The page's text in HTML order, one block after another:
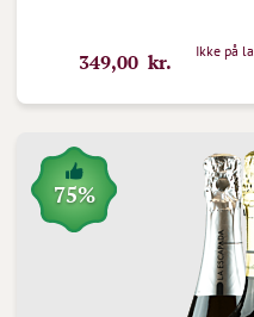
349,00 kr. Ikke på
75%